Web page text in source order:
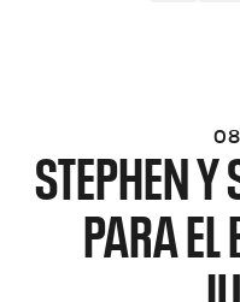
STEPHEN Y
PARA EL